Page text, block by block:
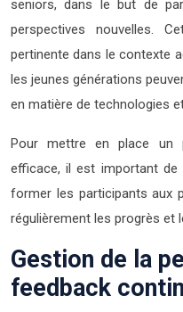
seniors, dans le but de
perspectives nouvelles.
pertinente dans le contexte
les jeunes générations
en matière de technologies
Pour mettre en place un
efficace, il est important de
former les participants aux
régulièrement les progrès et
Gestion de la
feedback